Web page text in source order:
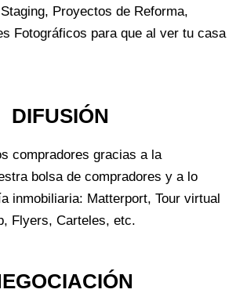
Proyectos de Reforma,
Fotográficos para que al ver tu casa
DIFUSIÓN
compradores gracias a la
bolsa de compradores y a lo
inmobiliaria: Matterport, Tour virtual
Flyers, Carteles, etc.